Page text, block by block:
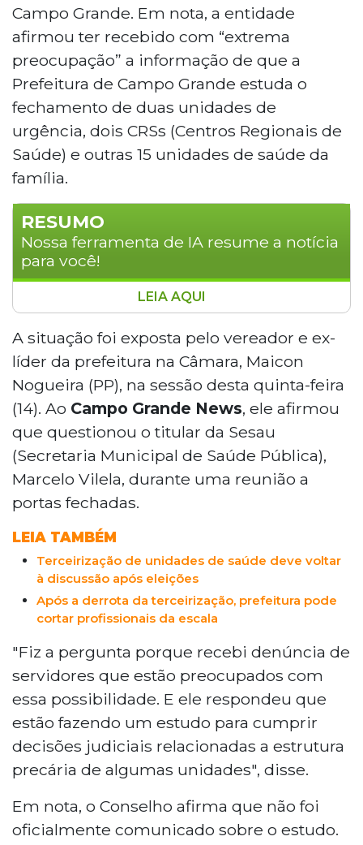
Campo Grande. Em nota, a entidade
afirmou ter recebido com “extrema
preocupação” a informação de que a
Prefeitura de Campo Grande estuda o
fechamento de duas unidades de
urgência, dois CRSs (Centros Regionais de
Saúde) e outras 15 unidades de saúde da
família.
RESUMO
Nossa ferramenta de IA resume a notícia
para você!
O Conselho Municipal de Saúde de Campo
Grande manifestou preocupação com possível
fechamento de unidades de saúde no
município, incluindo duas unidades de
urgência, dois Centros Regionais de Saúde e 15
unidades de saúde da família. A Sesau negou a
existência de qualquer estudo, mas o
secretário Marcelo Vilela já defendeu
publicamente a reorganização da rede,
citando custos elevados e dificuldades de
gestão das 70 unidades básicas em
funcionamento.
LEIA AQUI
A situação foi exposta pelo vereador e ex-
líder da prefeitura na Câmara, Maicon
Nogueira (PP), na sessão desta quinta-feira
(14). Ao Campo Grande News, ele afirmou
que questionou o titular da Sesau
(Secretaria Municipal de Saúde Pública),
Marcelo Vilela, durante uma reunião a
portas fechadas.
LEIA TAMBÉM
Terceirização de unidades de saúde deve voltar
à discussão após eleições
Após a derrota da terceirização, prefeitura pode
cortar profissionais da escala
"Fiz a pergunta porque recebi denúncia de
servidores que estão preocupados com
essa possibilidade. E ele respondeu que
estão fazendo um estudo para cumprir
decisões judiciais relacionadas a estrutura
precária de algumas unidades", disse.
Em nota, o Conselho afirma que não foi
oficialmente comunicado sobre o estudo.